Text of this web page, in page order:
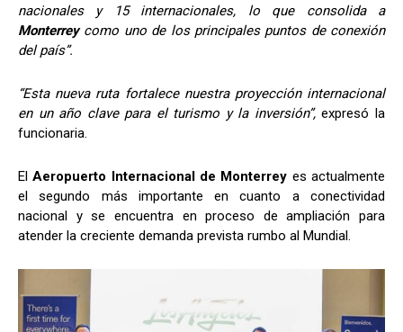
nacionales y 15 internacionales, lo que consolida a
Monterreycomo uno de los principales puntos de conexión
del país”.
“Esta nueva ruta fortalece nuestra proyección internacional
en un año clave para el turismo y la inversión”,expresó la
funcionaria.
ElAeropuerto Internacional de Monterrey es actualmente
el segundo más importante en cuanto a conectividad
nacional y se encuentra en proceso de ampliación para
atender la creciente demanda prevista rumbo al Mundial.